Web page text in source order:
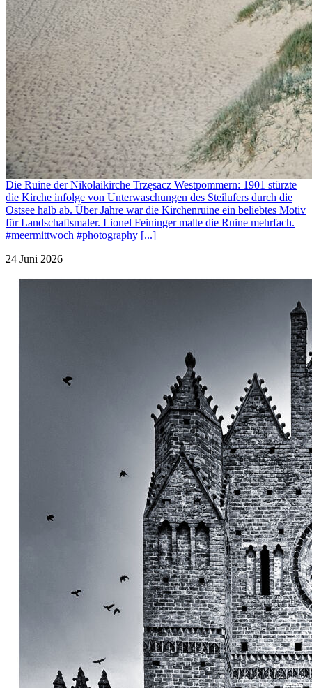
Die Ruine der Nikolaikirche Trzęsacz Westpommern: 1901 stürzte
die Kirche infolge von Unterwaschungen des Steilufers durch die
Ostsee halb ab. Über Jahre war die Kirchenruine ein beliebtes Motiv
für Landschaftsmaler. Lionel Feininger malte die Ruine mehrfach.
#meermittwoch #photography [...]
24 Juni 2026